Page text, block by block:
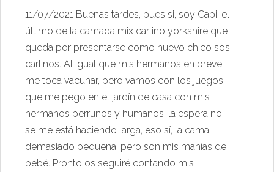
11/07/2021 Buenas tardes, pues si, soy Capi, el
último de la camada mix carlino yorkshire que
queda por presentarse como nuevo chico sos
carlinos. Al igual que mis hermanos en breve
me toca vacunar, pero vamos con los juegos
que me pego en el jardín de casa con mis
hermanos perrunos y humanos, la espera no
se me está haciendo larga, eso sí, la cama
demasiado pequeña, pero son mis manías de
bebé. Pronto os seguiré contando mis